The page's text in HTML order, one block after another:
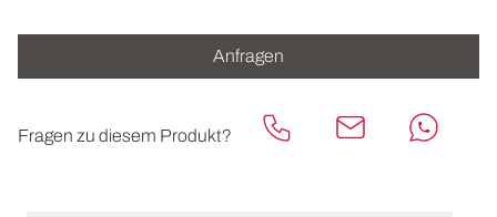
Anfragen
Fragen zu diesem Produkt?